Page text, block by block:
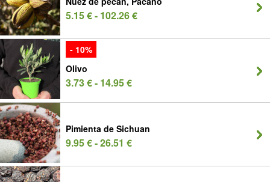
5.15 € - 102.26 €
- 10%
Olivo
3.73 € - 14.95 €
Pimienta de Sichuan
9.95 € - 26.51 €